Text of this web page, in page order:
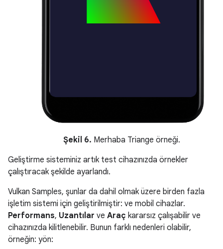
Şekil 6. Merhaba Triange örneği.
Geliştirme sisteminiz artık test cihazınızda örnekler
çalıştıracak şekilde ayarlandı.
Vulkan Samples, şunlar da dahil olmak üzere birden fazla
işletim sistemi için geliştirilmiştir: ve mobil cihazlar.
Performans, Uzantılar ve Araç kararsız çalışabilir ve
cihazınızda kilitlenebilir. Bunun farklı nedenleri olabilir,
örneğin: yön: